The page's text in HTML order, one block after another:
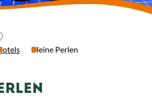
Kleine Perlen
öffnet einen neuen